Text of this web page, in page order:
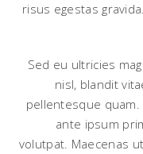
risus egestas
Sed eu ultricies
nisl, blandit
pellentesque
ante ipsum
volutpat. Maecenas